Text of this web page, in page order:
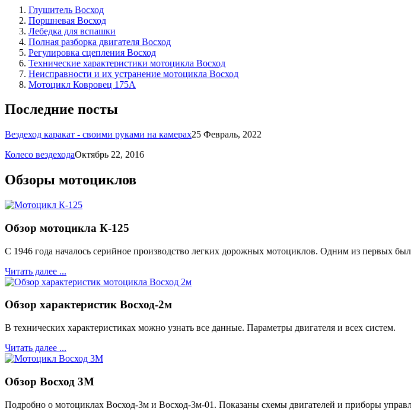
Глушитель Восход
Поршневая Восход
Лебедка для вспашки
Полная разборка двигателя Восход
Регулировка сцепления Восход
Технические характеристики мотоцикла Восход
Неисправности и их устранение мотоцикла Восход
Мотоцикл Ковровец 175А
Последние посты
Вездеход каракат - своими руками на камерах25 Февраль, 2022
Колесо вездеходаОктябрь 22, 2016
Обзоры мотоциклов
Обзор мотоцикла К-125
С 1946 года началось серийное производство легких дорожных мотоциклов. Одним из первых
Читать далее ...
Обзор характеристик Восход-2м
В технических характеристиках можно узнать все данные. Параметры двигателя и всех систем.
Читать далее ...
Обзор Восход 3М
Подробно о мотоциклах Восход-3м и Восход-3м-01. Показаны схемы двигателей и приборы